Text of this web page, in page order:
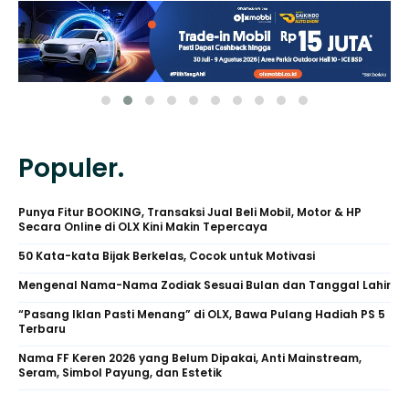
Populer.
Punya Fitur BOOKING, Transaksi Jual Beli Mobil, Motor & HP
Secara Online di OLX Kini Makin Tepercaya
50 Kata-kata Bijak Berkelas, Cocok untuk Motivasi
Mengenal Nama-Nama Zodiak Sesuai Bulan dan Tanggal Lahir
“Pasang Iklan Pasti Menang” di OLX, Bawa Pulang Hadiah PS 5
Terbaru
Nama FF Keren 2026 yang Belum Dipakai, Anti Mainstream,
Seram, Simbol Payung, dan Estetik